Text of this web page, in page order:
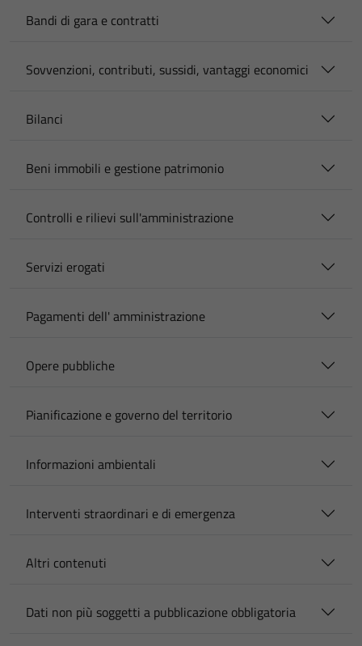
Bandi di gara e contratti
Sovvenzioni, contributi, sussidi, vantaggi economici
Bilanci
Beni immobili e gestione patrimonio
Controlli e rilievi sull'amministrazione
Servizi erogati
Pagamenti dell' amministrazione
Opere pubbliche
Pianificazione e governo del territorio
Informazioni ambientali
Interventi straordinari e di emergenza
Altri contenuti
Dati non più soggetti a pubblicazione obbligatoria